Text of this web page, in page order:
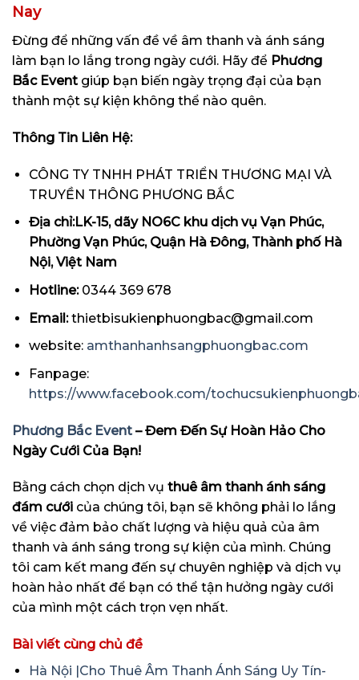
Nay
Đừng để những vấn đề về âm thanh và ánh sáng
làm bạn lo lắng trong ngày cưới. Hãy để Phương
Bắc Event giúp bạn biến ngày trọng đại của bạn
thành một sự kiện không thể nào quên.
Thông Tin Liên Hệ:
CÔNG TY TNHH PHÁT TRIỂN THƯƠNG MẠI VÀ
TRUYỀN THÔNG PHƯƠNG BẮC
Địa chỉ:LK-15, dãy NO6C khu dịch vụ Vạn Phúc,
Phường Vạn Phúc, Quận Hà Đông, Thành phố Hà
Nội, Việt Nam
Hotline:0344 369 678
Email:thietbisukienphuongbac@gmail.com
website: amthanhanhsangphuongbac.com
Fanpage:
https://www.facebook.com/
Phương Bắc Event – Đem Đến Sự Hoàn Hảo Cho
Ngày Cưới Của Bạn!
Bằng cách chọn dịch vụ thuê âm thanh ánh sáng
đám cưới của chúng tôi, bạn sẽ không phải lo lắng
về việc đảm bảo chất lượng và hiệu quả của âm
thanh và ánh sáng trong sự kiện của mình. Chúng
tôi cam kết mang đến sự chuyên nghiệp và dịch vụ
hoàn hảo nhất để bạn có thể tận hưởng ngày cưới
của mình một cách trọn vẹn nhất.
Bài viết cùng chủ đề
Hà Nội |Cho Thuê Âm Thanh Ánh Sáng Uy Tín-